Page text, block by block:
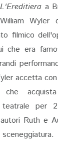
L'Ereditieraa
Wyler
filmico
che era
accetta
che
teatrale per
Ruth e